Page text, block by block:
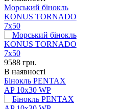
Морський бінокль
KONUS TORNADO
7x50
9588 грн.
В наявності
Бінокль PENTAX
AP 10x30 WP